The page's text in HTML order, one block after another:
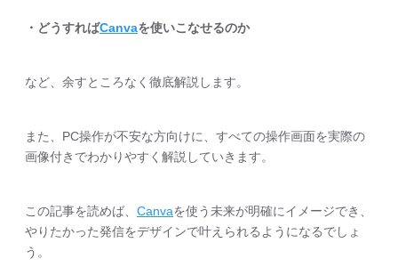
・どうすればCanvaを使いこなせるのか
など、余すところなく徹底解説します。
また、PC操作が不安な方向けに、すべての操作画面を実際の
画像付きでわかりやすく解説していきます。
この記事を読めば、 Canvaを使う未来が明確にイメージでき、
やりたかった発信をデザインで叶えられるようになるでしょ
う。